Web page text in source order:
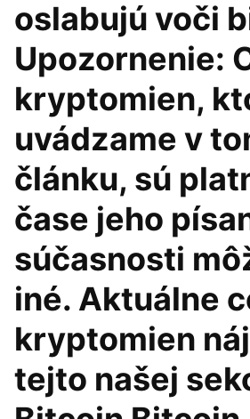
oslabujú voči
Upozornenie:
kryptomien,
uvádzame v
článku, sú
čase jeho
súčasnosti
iné. Aktuálne
kryptomien
tejto našej